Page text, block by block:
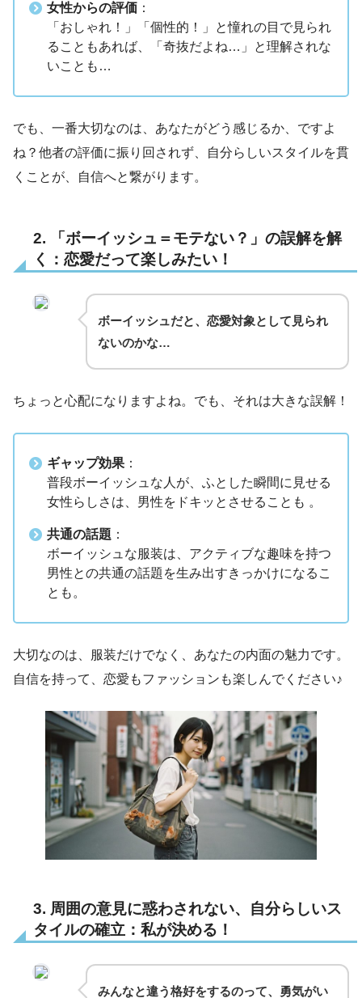
女性からの評価 ：
「おしゃれ！」「個性的！」と憧れの目で見られ
ることもあれば、「奇抜だよね…」と理解されな
いことも…
でも、一番大切なのは、あなたがどう感じるか、ですよ
ね？他者の評価に振り回されず、自分らしいスタイルを貫
くことが、自信へと繋がります。
2. 「ボーイッシュ＝モテない？」の誤解を解
く：恋愛だって楽しみたい！
ボーイッシュだと、恋愛対象として見られ
ないのかな…
ちょっと心配になりますよね。でも、それは大きな誤解！
ギャップ効果 ：
普段ボーイッシュな人が、ふとした瞬間に見せる
女性らしさは、男性をドキッとさせることも 。
共通の話題 ：
ボーイッシュな服装は、アクティブな趣味を持つ
男性との共通の話題を生み出すきっかけになるこ
とも。
大切なのは、服装だけでなく、あなたの内面の魅力です。
自信を持って、恋愛もファッションも楽しんでください♪
3. 周囲の意見に惑わされない、自分らしいス
タイルの確立：私が決める！
みんなと違う格好をするのって、勇気がい